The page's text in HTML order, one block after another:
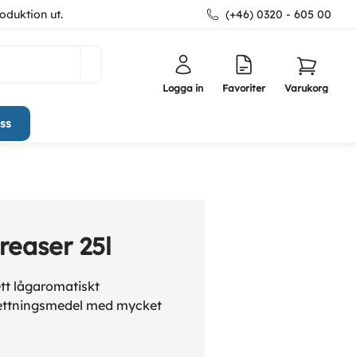
ut. (+46) 0320 - 605 00
Logga in Favoriter Varukorg
25l
lågaromatiskt
med mycket